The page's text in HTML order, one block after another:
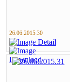
26.06.2015.30